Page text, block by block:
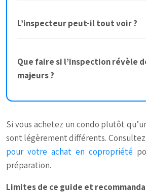
L’inspecteur peut-il tout voir ?
Que faire si l’inspection révèle
majeurs ?
Si vous achetez un condo plutôt
sont légèrement différents.
pour votre achat en copropriété
préparation.
Limites de ce guide et